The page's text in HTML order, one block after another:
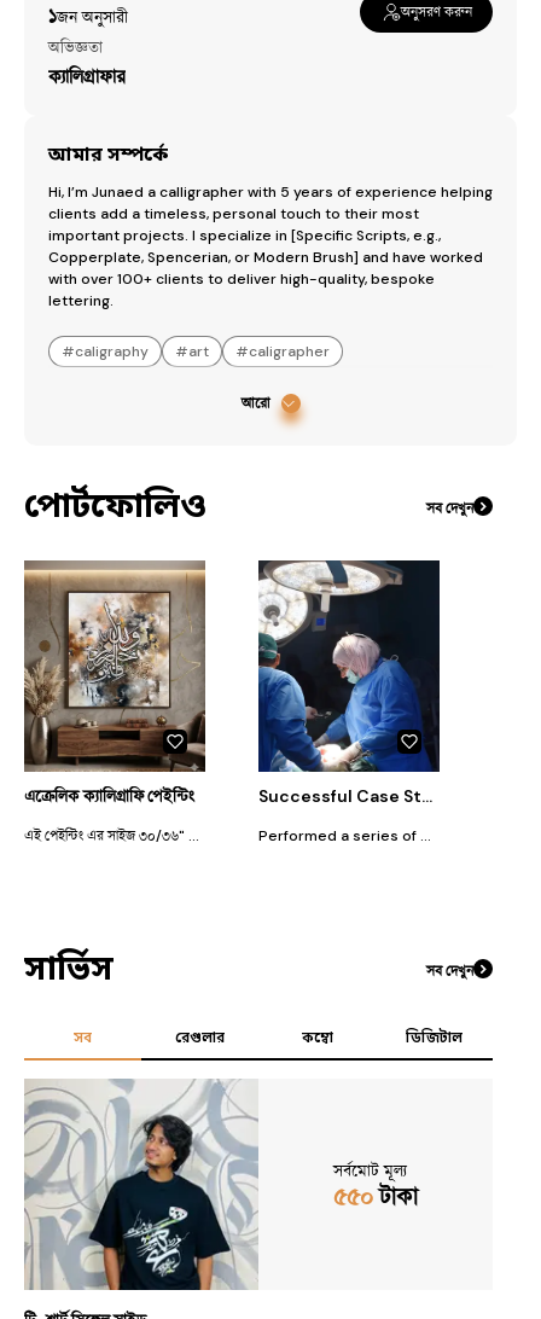
১জন অনুসারী​ অনুসরণ করুন
অভিজ্ঞতা
ক্যালিগ্রাফার
আমার সম্পর্কে
Hi, I’m Junaed a calligrapher with 5 years of experience helping
clients add a timeless, personal touch to their most
important projects. I specialize in [Specific Scripts, e.g.,
Copperplate, Spencerian, or Modern Brush] and have worked
with over 100+ clients to deliver high-quality, bespoke
lettering.
#caligraphy #art #caligrapher
আরো
পোর্টফোলিও সব দেখুন
এক্রেলিক ক্যালিগ্রাফি পেইন্টিং
এই পেইন্টিং এর সাইজ ৩০/৩৬" والله خىرالرازقىن এটার অর্থ হচ্ছে ঃ আর আল্লাহ সর্বোত্তম রিজিক দাতা
Successful Case Study: Minimally Invasive Cardiac Surgery
Performed a series of minimally invasive cardiac surgeries with reduced recovery times and improved patient outcomes, showcasing expertise in cutting-edge medical procedures.
সার্ভিস সব দেখুন
সব রেগুলার কম্বো ডিজিটাল
সর্বমোট মূল্য
৫৫০টাকা